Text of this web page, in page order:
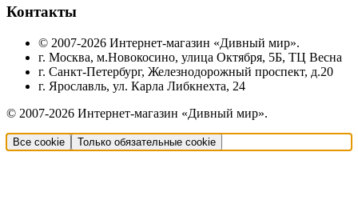
Контакты
© 2007-2026 Интернет-магазин «Дивный мир».
г. Москва, м.Новокосино, улица Октября, 5Б, ТЦ Весна
г. Санкт-Петербург, Железнодорожный проспект, д.20
г. Ярославль, ул. Карла Либкнехта, 24
© 2007-2026 Интернет-магазин «Дивный мир».
Все cookie Только обязательные cookie